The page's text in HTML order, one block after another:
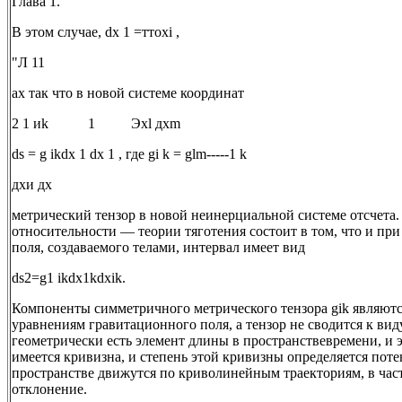
В этом случае, dx 1 =ттоxi ,
"Л 11
аx так что в новой системе координат
2 1 иk 1 Эxl дxm
ds = g ikdx 1 dx 1 , где gi k = glm-----1 k
дxи дx
метрический тензор в новой неинерциальной системе
относительности — теории тяготения состоит в том, что и
поля, создаваемого телами, интервал имеет вид
ds2=g1 ikdx1kdxik.
Компоненты симметричного метрического тензора gik
уравнениям гравитационного поля, а тензор не сводится к
геометрически есть элемент длины в пространствевремени, и
имеется кривизна, и степень этой кривизны определяется
пространстве движутся по криволинейным траекториям, в
отклонение.